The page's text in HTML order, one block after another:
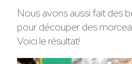
Nous avons aussi fait des
pour découper des
Voici le résultat!